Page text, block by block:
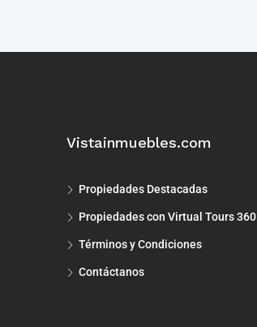
Vistainmuebles.com
Propiedades Destacadas
Propiedades con Virtual Tours 360
Términos y Condiciones
Contáctanos